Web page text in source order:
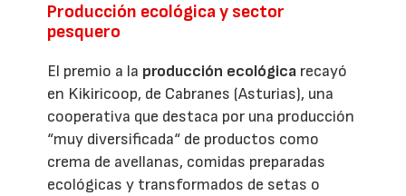
Producción ecológica y sector
pesquero
El premio a la producción ecológica recayó
en Kikiricoop, de Cabranes (Asturias), una
cooperativa que destaca por una producción
“muy diversificada“ de productos como
crema de avellanas, comidas preparadas
ecológicas y transformados de setas o